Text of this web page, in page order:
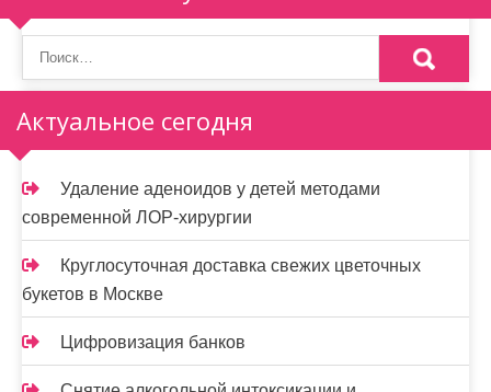
п
о
з
а
п
и
с
я
м
Актуальное сегодня
Удаление аденоидов у детей методами
современной ЛОР-хирургии
Круглосуточная доставка свежих цветочных
букетов в Москве
Цифровизация банков